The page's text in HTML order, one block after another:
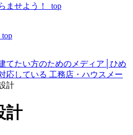
ませよう！_top
てたい方のためのメディア│ひめ
応している 工務店・ハウスメー
計
計